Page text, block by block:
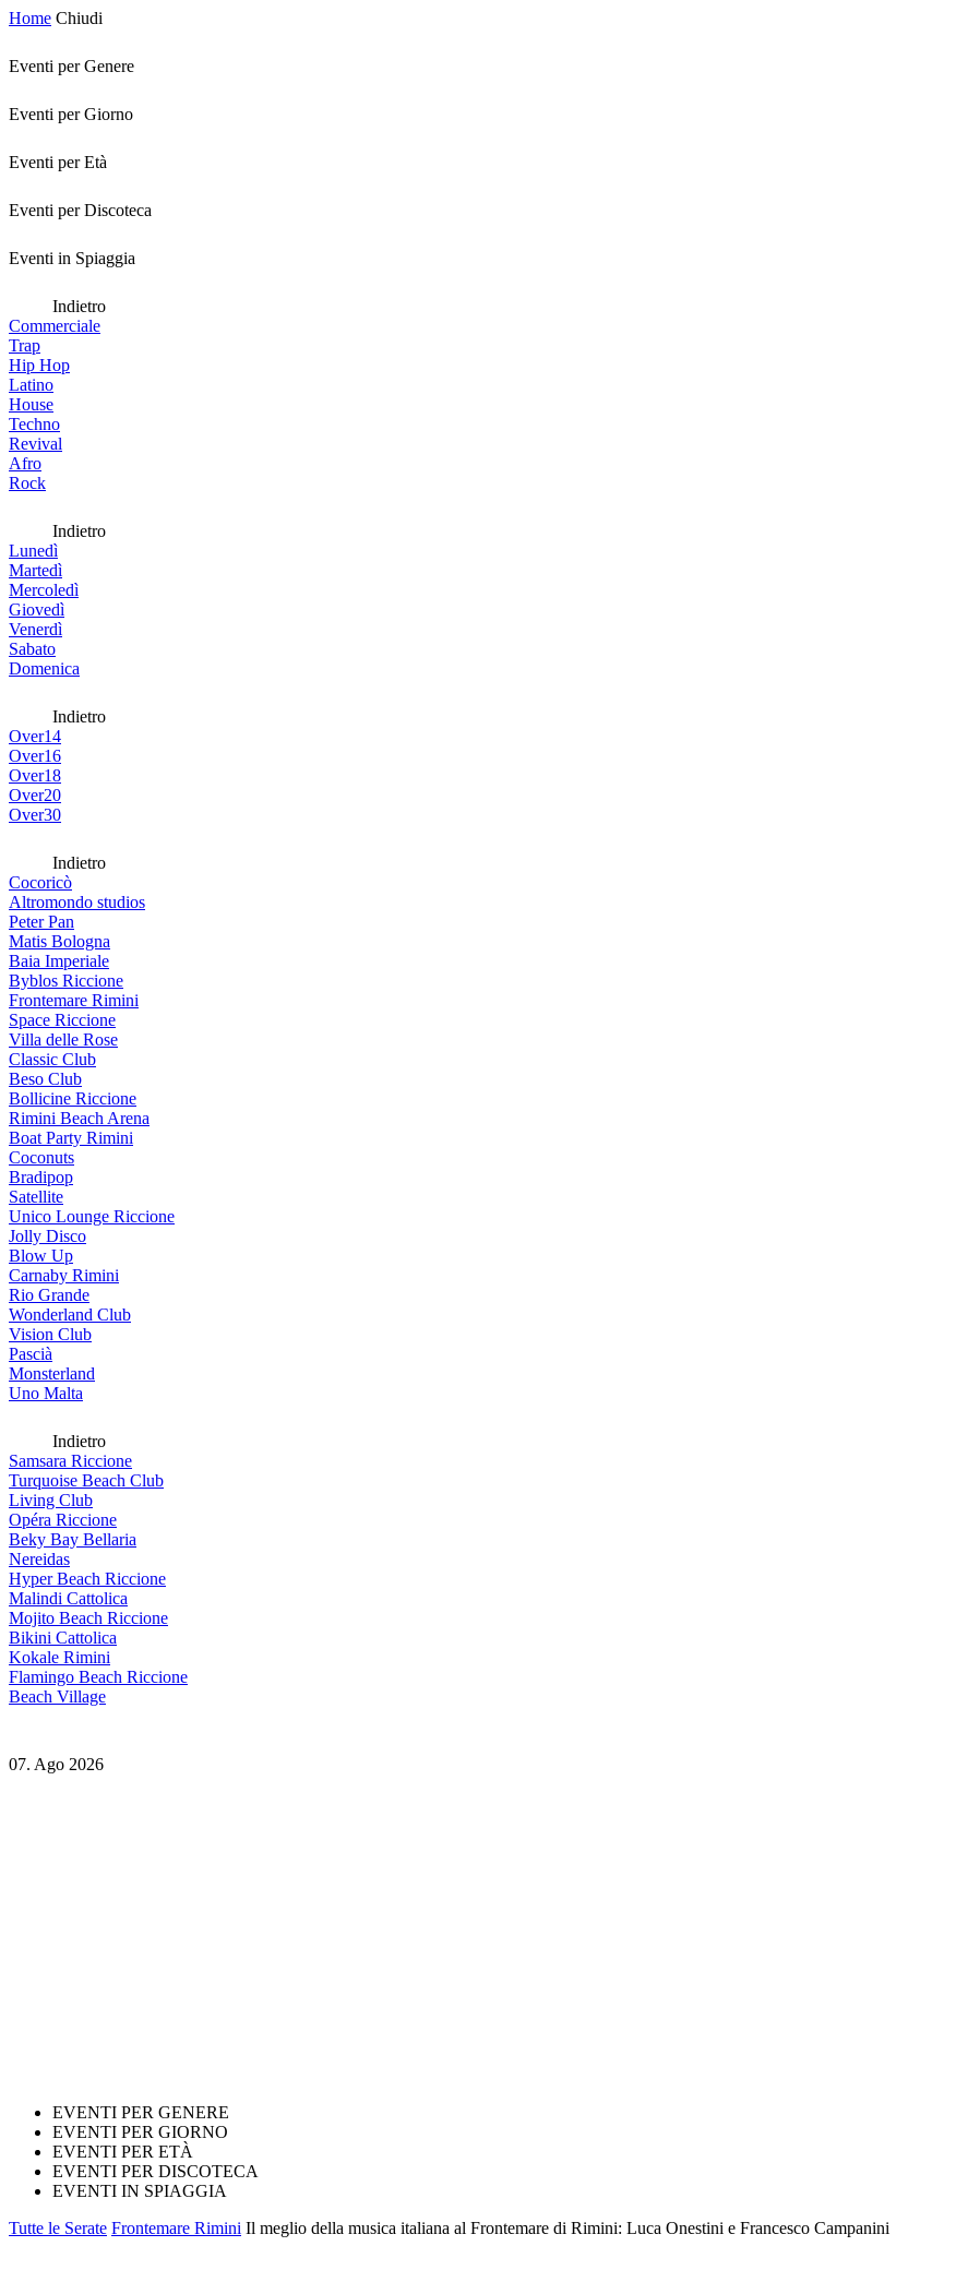
Home Chiudi
Eventi per Genere
Eventi per Giorno
Eventi per Età
Eventi per Discoteca
Eventi in Spiaggia
Indietro
Commerciale
Trap
Hip Hop
Latino
House
Techno
Revival
Afro
Rock
Indietro
Lunedì
Martedì
Mercoledì
Giovedì
Venerdì
Sabato
Domenica
Indietro
Over14
Over16
Over18
Over20
Over30
Indietro
Cocoricò
Altromondo studios
Peter Pan
Matis Bologna
Baia Imperiale
Byblos Riccione
Frontemare Rimini
Space Riccione
Villa delle Rose
Classic Club
Beso Club
Bollicine Riccione
Rimini Beach Arena
Boat Party Rimini
Coconuts
Bradipop
Satellite
Unico Lounge Riccione
Jolly Disco
Blow Up
Carnaby Rimini
Rio Grande
Wonderland Club
Vision Club
Pascià
Monsterland
Uno Malta
Indietro
Samsara Riccione
Turquoise Beach Club
Living Club
Opéra Riccione
Beky Bay Bellaria
Nereidas
Hyper Beach Riccione
Malindi Cattolica
Mojito Beach Riccione
Bikini Cattolica
Kokale Rimini
Flamingo Beach Riccione
Beach Village
07. Ago 2026
EVENTI PER GENERE
EVENTI PER GIORNO
EVENTI PER ETÀ
EVENTI PER DISCOTECA
EVENTI IN SPIAGGIA
Tutte le Serate Frontemare Rimini Il meglio della musica italiana al Frontemare di Rimini: Luca Onestini e Francesco Campanini